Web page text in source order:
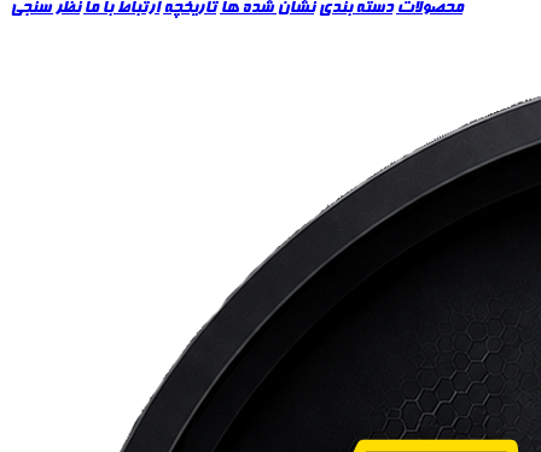
محصولات دسته بندی نشان شده ها تاریخچه ارتباط با ما نظر سنجی